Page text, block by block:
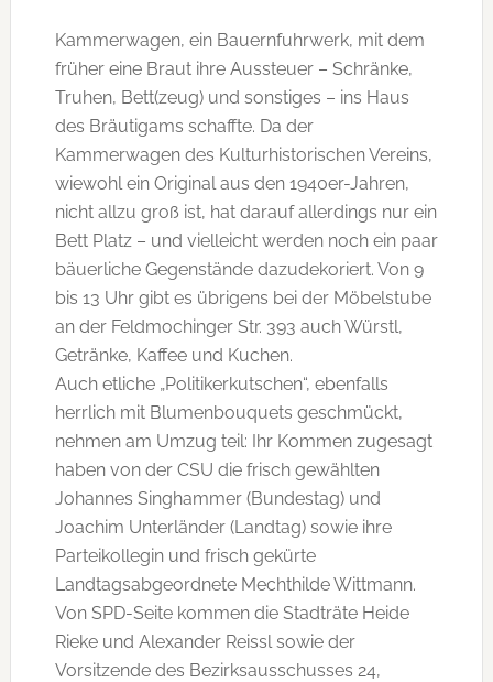
Kammerwagen, ein Bauernfuhrwerk, mit dem
früher eine Braut ihre Aussteuer – Schränke,
Truhen, Bett(zeug) und sonstiges – ins Haus
des Bräutigams schaffte. Da der
Kammerwagen des Kulturhistorischen Vereins,
wiewohl ein Original aus den 1940er-Jahren,
nicht allzu groß ist, hat darauf allerdings nur ein
Bett Platz – und vielleicht werden noch ein paar
bäuerliche Gegenstände dazudekoriert. Von 9
bis 13 Uhr gibt es übrigens bei der Möbelstube
an der Feldmochinger Str. 393 auch Würstl,
Getränke, Kaffee und Kuchen.
Auch etliche „Politikerkutschen“, ebenfalls
herrlich mit Blumenbouquets geschmückt,
nehmen am Umzug teil: Ihr Kommen zugesagt
haben von der CSU die frisch gewählten
Johannes Singhammer (Bundestag) und
Joachim Unterländer (Landtag) sowie ihre
Parteikollegin und frisch gekürte
Landtagsabgeordnete Mechthilde Wittmann.
Von SPD-Seite kommen die Stadträte Heide
Rieke und Alexander Reissl sowie der
Vorsitzende des Bezirksausschusses 24,